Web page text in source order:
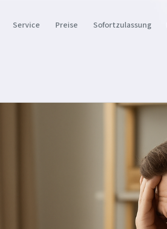
Service Preise Sofortzulassung